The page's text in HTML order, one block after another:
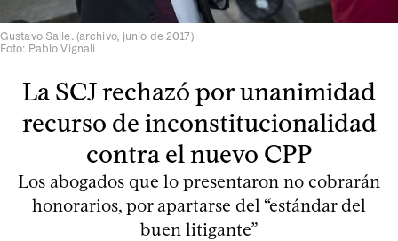
Gustavo Salle. (archivo, junio de 2017)
Foto: Pablo Vignali
La SCJ rechazó por unanimidad
recurso de inconstitucionalidad
contra el nuevo CPP
Los abogados que lo presentaron no cobrarán
honorarios, por apartarse del “estándar del
buen litigante”